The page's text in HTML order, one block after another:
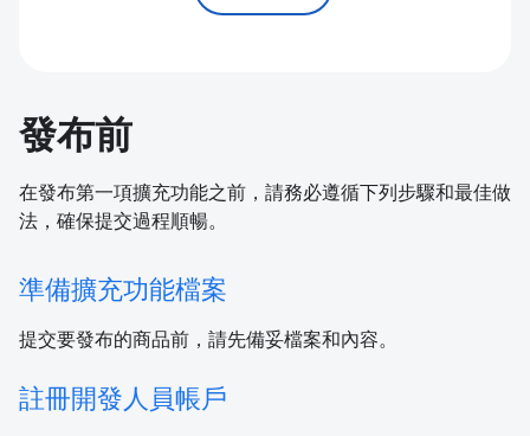
發布前
在發布第一項擴充功能之前，請務必遵循下列步驟和最佳做
法，確保提交過程順暢。
準備擴充功能檔案
提交要發布的商品前，請先備妥檔案和內容。
註冊開發人員帳戶